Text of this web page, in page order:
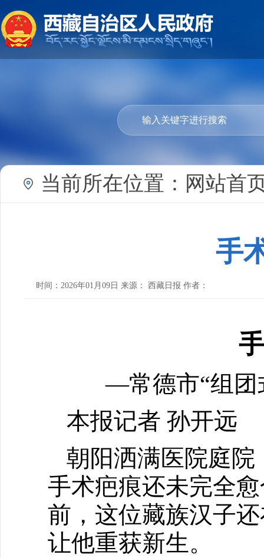
当前所在位置： 网站首
手
时间：2026年01月09日 来源： 西藏日报 作者：
—常德市“组团
本报记者 孙开远
朝阳洒满医院庭院
手术疤痕还未完全
前，这位藏族汉子
让他重获新生。